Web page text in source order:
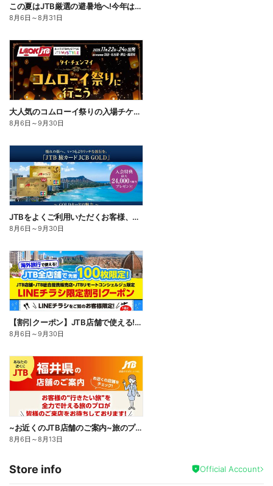
この夏はJTB厳選の避暑地へ!今年は、旅の目的地に「涼しさ」を選んでみませんか。割引クーポンもご用意
8月6日 ～8月31日
大人気のコムローイ祭りの入場チケット&指定ホテルから会場までの送迎付きのツアーをご用意しました。
8月6日 ～9月30日
JTBをよくご利用いただくお客様、旅行がお好きなお客様に特におすすめのカード。入会キャンペーン実施中
8月6日 ～9月30日
【割引クーポン】JTB店舗で使える!LINEチラシをご覧のお客様限定のお得な海外割引クーポン配布中♪
8月6日 ～9月30日
~お近くのJTB店舗のご案内~旅のプロがお客様の行きたい旅を叶えます!ご来店お待ちしております
8月6日 ～8月13日
Store info Official Account